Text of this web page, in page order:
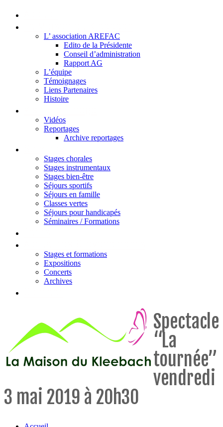
L’ association AREFAC
Edito de la Présidente
Conseil d’administration
Rapport AG
L’équipe
Témoignages
Liens Partenaires
Histoire
Vidéos
Reportages
Archive reportages
Stages chorales
Stages instrumentaux
Stages bien-être
Séjours sportifs
Séjours en famille
Classes vertes
Séjours pour handicapés
Séminaires / Formations
Stages et formations
Expositions
Concerts
Archives
Spectacle
“La
tournée”
vendredi
3 mai 2019 à 20h30